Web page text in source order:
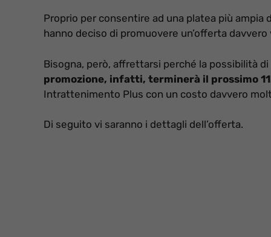
Proprio per consentire ad una platea più ampia
hanno deciso di promuovere un’offerta
Bisogna, però, affrettarsi perché la possibilità
promozione, infatti, terminerà il prossimo
Intrattenimento Plus con un costo davvero
Di seguito vi saranno i dettagli dell’offerta.